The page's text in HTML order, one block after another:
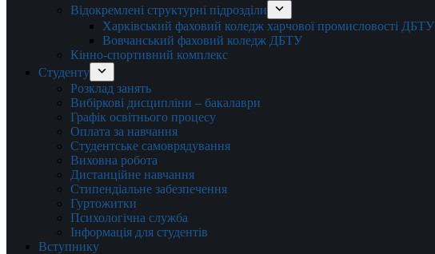
Відокремлені структурні підрозділи
Харківський фаховий коледж харчової промисловості ДБТУ
Вовчанський фаховий коледж ДБТУ
Кінно-спортивний комплекс
Студенту
Розклад занять
Вибіркові дисципліни – бакалаври
Графік освітнього процесу
Оплата за навчання
Студентське самоврядування
Виховна робота
Дистанційне навчання
Стипендіальне забезпечення
Гуртожитки
Психологічна служба
Інформація для студентів
Вступнику